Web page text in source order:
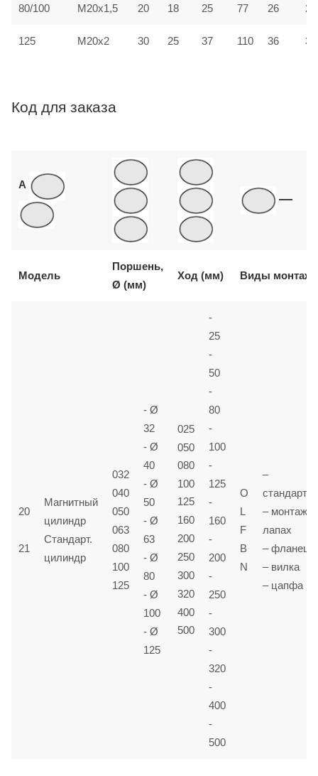
80/100 M20x1,5 20 18 25 77 26 25
125 M20x2 30 25 37 110 36 35
Код для заказа
A
—
Модель
Поршень,
Ø (мм)
Ход (мм) Виды монтажа
20
21
Магнитный
цилиндр
Стандарт.
цилиндр
032
040
050
063
080
100
125
- Ø
32
- Ø
40
- Ø
50
- Ø
63
- Ø
80
- Ø
100
- Ø
125
025
050
080
100
125
160
200
250
300
320
400
500
-
25
-
50
-
80
-
100
-
125
-
160
-
200
-
250
-
300
-
320
-
400
-
500
O
L
F
B
N
–
– монтаж
лапах
– фланец
– вилка
– цапфа